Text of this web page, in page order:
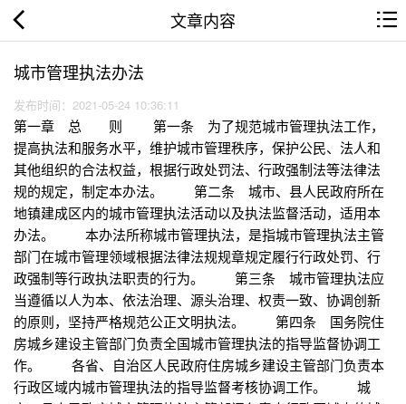
文章内容
城市管理执法办法
发布时间：2021-05-24 10:36:11
第一章 总 则 第一条 为了规范城市管理执法工作，
提高执法和服务水平，维护城市管理秩序，保护公民、法人和
其他组织的合法权益，根据行政处罚法、行政强制法等法律法
规的规定，制定本办法。 第二条 城市、县人民政府所在
地镇建成区内的城市管理执法活动以及执法监督活动，适用本
办法。 本办法所称城市管理执法，是指城市管理执法主管
部门在城市管理领域根据法律法规规章规定履行行政处罚、行
政强制等行政执法职责的行为。 第三条 城市管理执法应
当遵循以人为本、依法治理、源头治理、权责一致、协调创新
的原则，坚持严格规范公正文明执法。 第四条 国务院住
房城乡建设主管部门负责全国城市管理执法的指导监督协调工
作。 各省、自治区人民政府住房城乡建设主管部门负责本
行政区域内城市管理执法的指导监督考核协调工作。 城